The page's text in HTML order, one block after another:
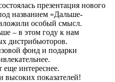
презентация нового
названием «Дальше-
особый смысл.
– в этом году к нам
дистрибьюторов.
фонд и подарки
еще интереснее.
показателей!